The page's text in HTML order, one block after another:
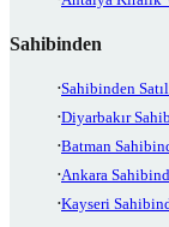
Sahibinden
Sahibinden
Diyarbakır
Batman
Ankara
Kayseri